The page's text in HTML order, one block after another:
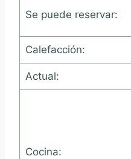
Se puede reservar:
Calefacción:
Actual:
Cocina: